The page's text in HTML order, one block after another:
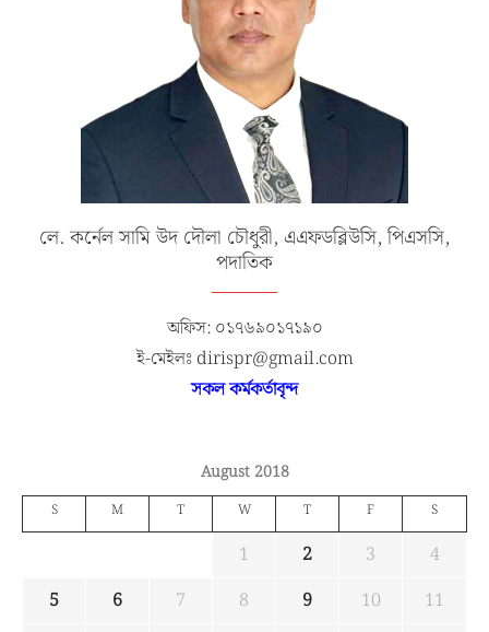
লে. কর্নেল সামি উদ দৌলা চৌধুরী, এএফডব্লিউসি, পিএসসি,
পদাতিক
অফিস: ০১৭৬৯০১৭১৯০
ই-মেইলঃ dirispr@gmail.com
সকল কর্মকর্তাবৃন্দ
August 2018
S M T W T F S
1 2 3
4
5
6 7 8 9 10
11